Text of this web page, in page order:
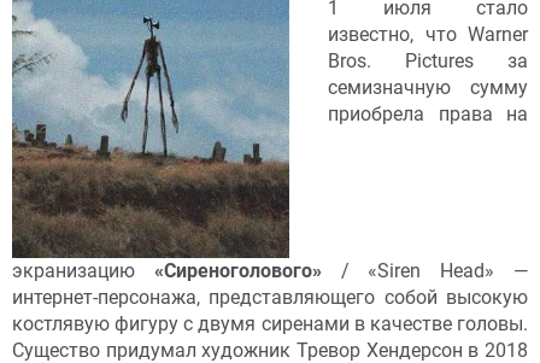
1 июля стало
известно, что Warner
Bros. Pictures за
семизначную сумму
приобрела права на
экранизацию «Сиреноголового» / «Siren Head» —
интернет-персонажа, представляющего собой высокую
костлявую фигуру с двумя сиренами в качестве головы.
Существо придумал художник Тревор Хендерсон в 2018